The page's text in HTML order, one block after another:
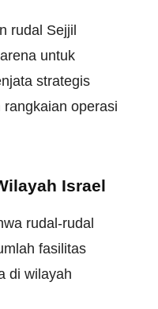
rudal Sejjil
untuk
strategis
operasi
Israel
rudal-rudal
fasilitas
di wilayah